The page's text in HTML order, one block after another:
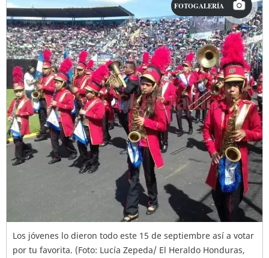
FOTOGALERÍA
Los jóvenes lo dieron todo este 15 de septiembre así a votar
por tu favorita. (Foto: Lucía Zepeda/ El Heraldo Honduras,